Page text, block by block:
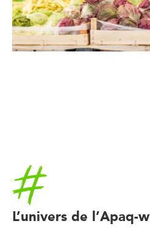
Accueil
L’univers de l’Apaq-w